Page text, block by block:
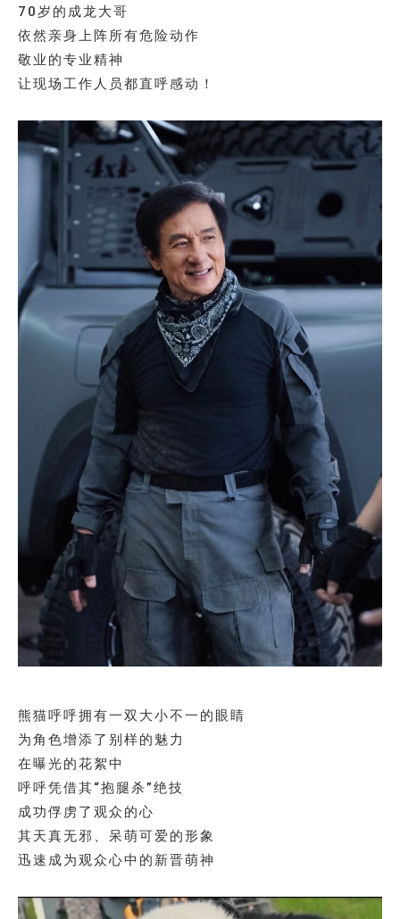
70岁的成龙大哥
依然亲身上阵所有危险动作
敬业的专业精神
让现场工作人员都直呼感动！
熊猫呼呼拥有一双大小不一的眼睛
为角色增添了别样的魅力
在曝光的花絮中
呼呼凭借其“抱腿杀”绝技
成功俘虏了观众的心
其天真无邪、呆萌可爱的形象
迅速成为观众心中的新晋萌神